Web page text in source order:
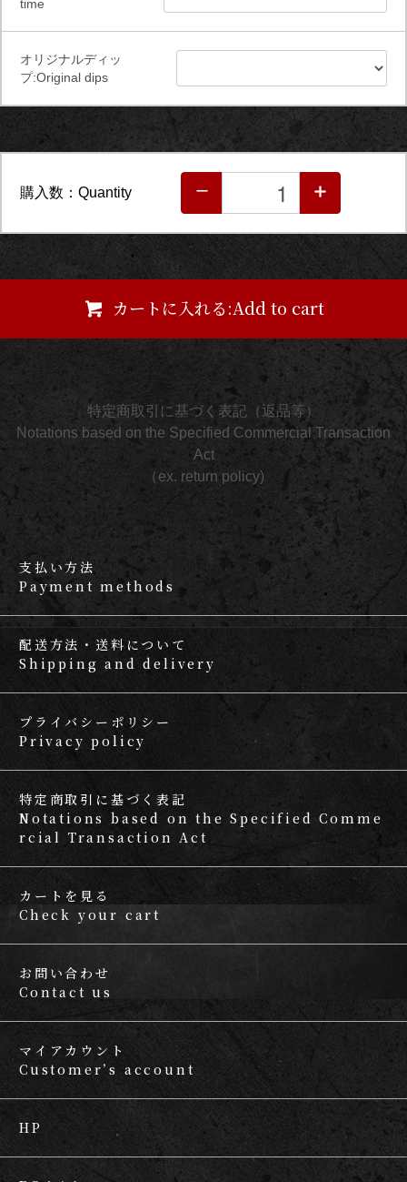
time
オリジナルディッ
プ:Original dips
購入数：Quantity
カートに入れる:Add to cart
特定商取引に基づく表記（返品等）
Notations based on the Specified Commercial Transaction
Act
（ex. return policy)
支払い方法
Payment methods
配送方法・送料について
Shipping and delivery
プライバシーポリシー
Privacy policy
特定商取引に基づく表記
Notations based on the Specified Comme
rcial Transaction Act
カートを見る
Check your cart
お問い合わせ
Contact us
マイアカウント
Customer’s account
HP